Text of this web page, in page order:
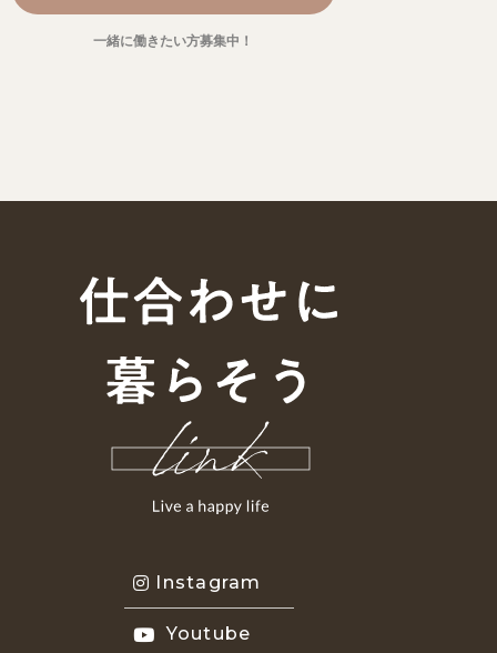
一緒に働きたい方募集中！
Instagram
Youtube